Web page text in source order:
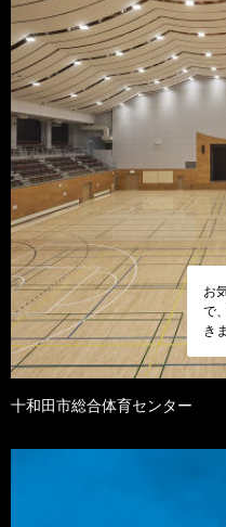
お
で
き
十和田市総合体育センター